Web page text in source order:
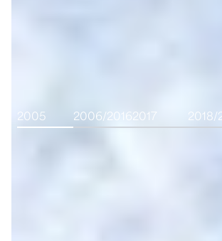
2005 2006/20162017 2018/